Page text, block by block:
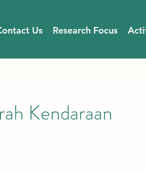
Us Research Focus
Kendaraan